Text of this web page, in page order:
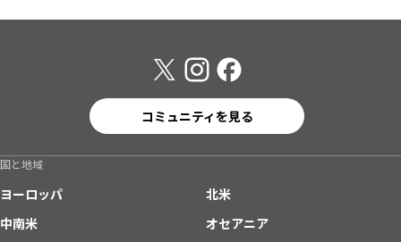
コミュニティを見る
国と地域
ヨーロッパ
北米
中南米
オセアニア